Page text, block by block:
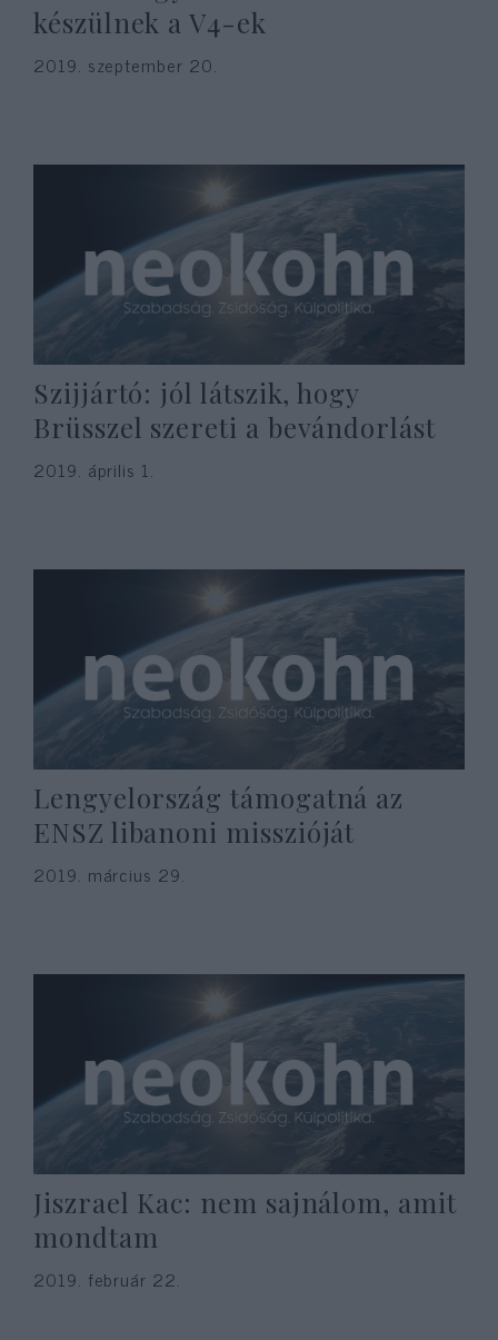
készülnek a V4-ek
2019. szeptember 20.
Szijjártó: jól látszik, hogy
Brüsszel szereti a bevándorlást
2019. április 1.
Lengyelország támogatná az
ENSZ libanoni misszióját
2019. március 29.
Jiszrael Kac: nem sajnálom, amit
mondtam
2019. február 22.